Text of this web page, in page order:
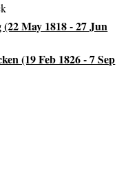
May 1818 - 27 Jun
(19 Feb 1826 - 7 Sep